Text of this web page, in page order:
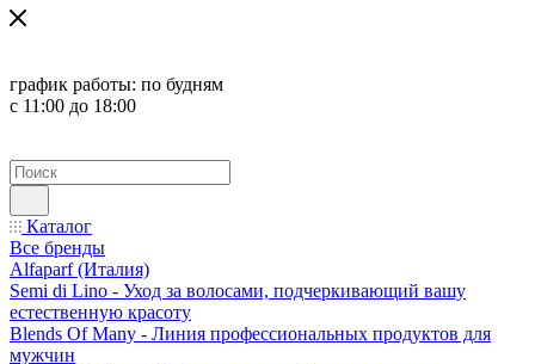
график работы: по будням
с 11:00 до 18:00
Каталог
Все бренды
Alfaparf (Италия)
Semi di Lino - Уход за волосами, подчеркивающий вашу
естественную красоту
Blends Of Many - Линия профессиональных продуктов для
мужчин